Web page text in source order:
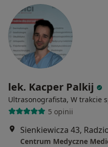
lek. Kacper Palkij
Ultrasonografista, W trakcie
5 opinii
Sienkiewicza 43,
Centrum Medyczne